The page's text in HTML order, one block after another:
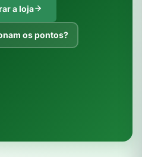
a loja
os pontos?